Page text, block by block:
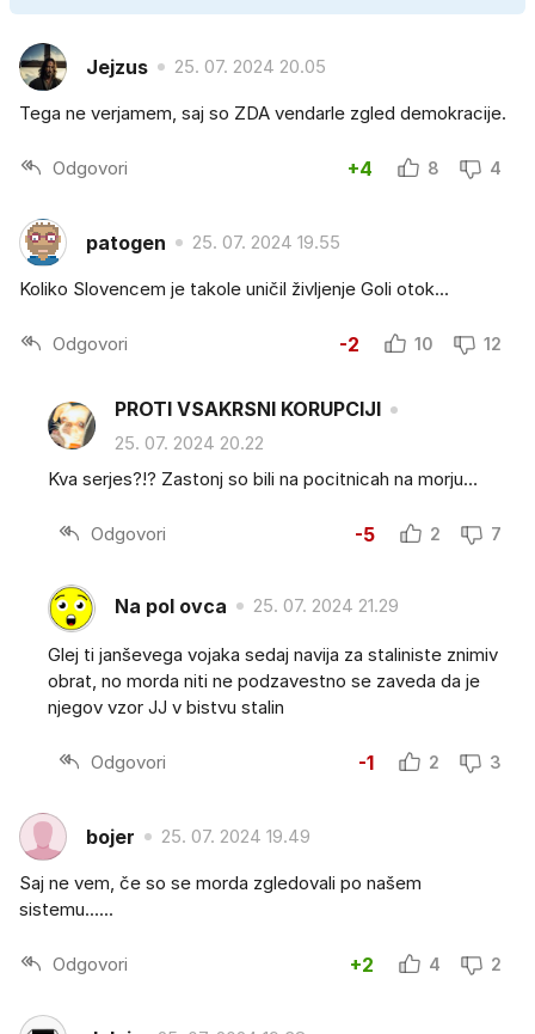
Jejzus 25. 07. 2024 20.05
Tega ne verjamem, saj so ZDA vendarle zgled demokracije.
Odgovori +4 8 4
patogen 25. 07. 2024 19.55
Koliko Slovencem je takole uničil življenje Goli otok...
Odgovori -2 10 12
PROTI VSAKRSNI KORUPCIJI
25. 07. 2024 20.22
Kva serjes?!? Zastonj so bili na pocitnicah na morju…
Odgovori -5 2 7
Na pol ovca 25. 07. 2024 21.29
Glej ti janševega vojaka sedaj navija za staliniste znimiv
obrat, no morda niti ne podzavestno se zaveda da je
njegov vzor JJ v bistvu stalin
Odgovori -1 2 3
bojer 25. 07. 2024 19.49
Saj ne vem, če so se morda zgledovali po našem
sistemu......
Odgovori +2 4 2